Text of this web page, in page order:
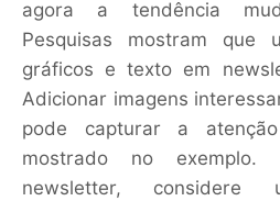
agora a tendência
Pesquisas mostram que
gráficos e texto em
Adicionar imagens
pode capturar a
mostrado no exemplo.
newsletter,